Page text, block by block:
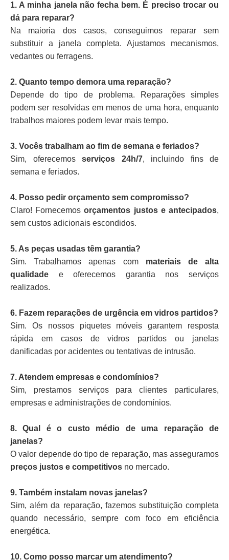
1. A minha janela não fecha bem. É preciso trocar ou
dá para reparar?
Na maioria dos casos, conseguimos reparar sem
substituir a janela completa. Ajustamos mecanismos,
vedantes ou ferragens.
2. Quanto tempo demora uma reparação?
Depende do tipo de problema. Reparações simples
podem ser resolvidas em menos de uma hora, enquanto
trabalhos maiores podem levar mais tempo.
3. Vocês trabalham ao fim de semana e feriados?
Sim, oferecemos serviços 24h/7, incluindo fins de
semana e feriados.
4. Posso pedir orçamento sem compromisso?
Claro! Fornecemosorçamentos justos e antecipados,
sem custos adicionais escondidos.
5. As peças usadas têm garantia?
Sim. Trabalhamos apenas com materiais de alta
qualidade e oferecemos garantia nos serviços
realizados.
6. Fazem reparações de urgência em vidros partidos?
Sim. Os nossos piquetes móveis garantem resposta
rápida em casos de vidros partidos ou janelas
danificadas por acidentes ou tentativas de intrusão.
7. Atendem empresas e condomínios?
Sim, prestamos serviços para clientes particulares,
empresas e administrações de condomínios.
8. Qual é o custo médio de uma reparação de
janelas?
O valor depende do tipo de reparação, mas asseguramos
preços justos e competitivos no mercado.
9. Também instalam novas janelas?
Sim, além da reparação, fazemos substituição completa
quando necessário, sempre com foco em eficiência
energética.
10. Como posso marcar um atendimento?